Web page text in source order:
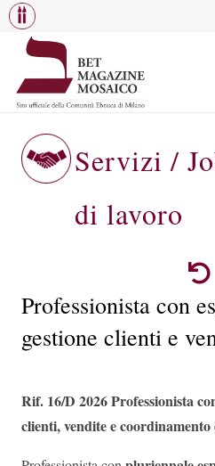
Servizi /
di lavoro
Professionista con
gestione clienti e
Rif. 16/D 2026Professionista
clienti, vendite e